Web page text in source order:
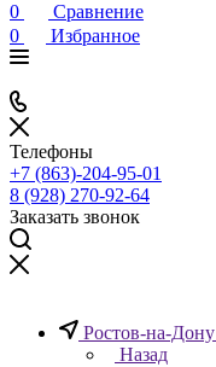
0
Сравнение
0
Избранное
Телефоны
+7 (863)-204-95-01
8 (928) 270-92-64
Заказать звонок
Ростов-на-Дону
Назад